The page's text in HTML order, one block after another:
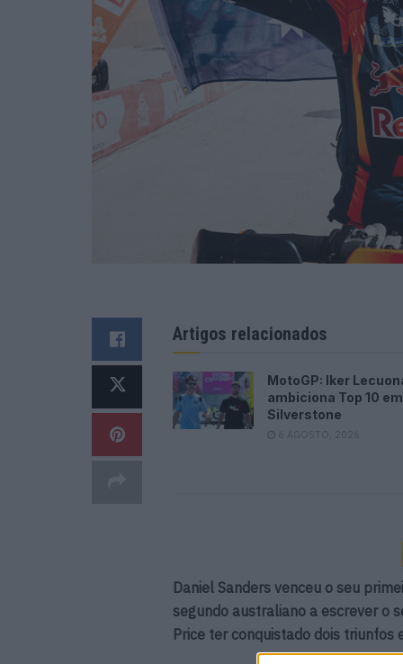
Artigos relacionados
MotoGP: Iker
ambiciona Top 10 em
Silverstone
6 AGOSTO, 2026
Daniel Sanders venceu o seu
segundo australiano a escrever o
Price ter conquistado dois triunfos